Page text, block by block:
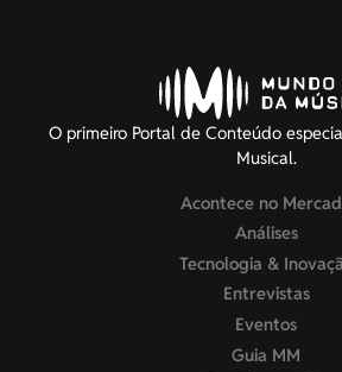
O primeiro Portal de Conteúdo
Musical.
Acontece no
Análises
Tecnologia &
Entrevistas
Eventos
Guia MM